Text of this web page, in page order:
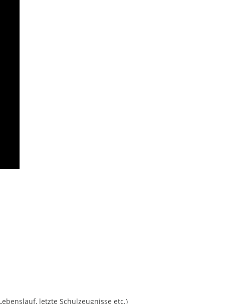
letzte Schulzeugnisse etc.)